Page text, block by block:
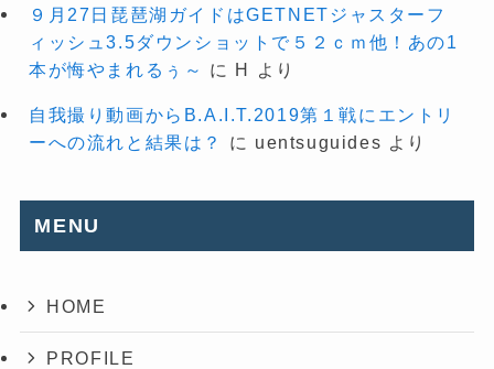
９月27日琵琶湖ガイドはGETNETジャスターフ
ィッシュ3.5ダウンショットで５２ｃｍ他！あの1
本が悔やまれるぅ～
に H より
自我撮り動画からB.A.I.T.2019第１戦にエントリ
ーへの流れと結果は？
に uentsuguides より
MENU
HOME
PROFILE